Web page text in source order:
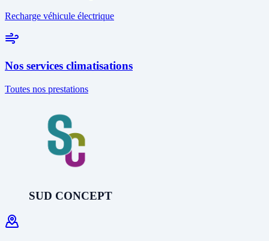
Recharge véhicule électrique
Nos services climatisations
Toutes nos prestations
SUD CONCEPT